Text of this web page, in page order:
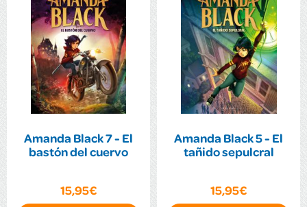
Amanda Black 7 - El
bastón del cuervo
15,95€
Amanda Black 5 - El
tañido sepulcral
15,95€